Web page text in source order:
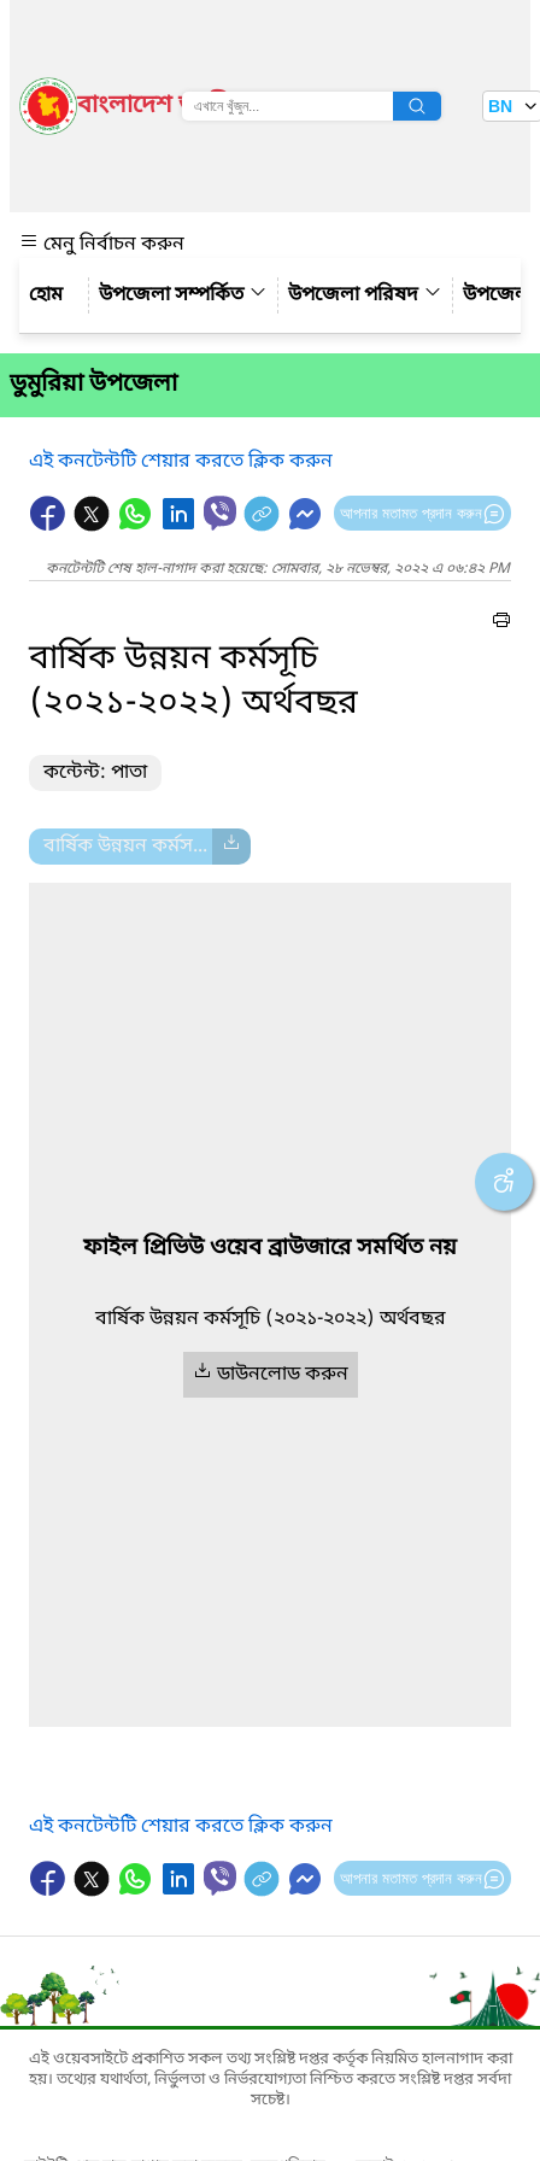
বাংলাদেশ জাতীয় তথ্য বাতায়ন BN
মেনু নির্বাচন করুন
উপজেলা সম্পর্কিত
উপজেলা পরিষদ উপজেলা
ডুমুরিয়া উপজেলা
এই কনটেন্টটি শেয়ার করতে ক্লিক করুন
আপনার মতামত প্রদান করুন
কনটেন্টটি শেষ হাল-নাগাদ করা হয়েছে: সোমবার, ২৮ নভেম্বর, ২০২২ এ ০৬:৪২ PM
বার্ষিক উন্নয়ন কর্মসূচি
(২০২১-২০২২) অর্থবছর
কন্টেন্ট: পাতা
বার্ষিক উন্নয়ন কর্মস...
ফাইল প্রিভিউ ওয়েব ব্রাউজারে সমর্থিত নয়
বার্ষিক উন্নয়ন কর্মসূচি (২০২১-২০২২) অর্থবছর
ডাউনলোড করুন
এই কনটেন্টটি শেয়ার করতে ক্লিক করুন
আপনার মতামত প্রদান করুন
এই ওয়েবসাইটে প্রকাশিত সকল তথ্য সংশ্লিষ্ট দপ্তর কর্তৃক নিয়মিত হালনাগাদ করা
হয়। তথ্যের যথার্থতা, নির্ভুলতা ও নির্ভরযোগ্যতা নিশ্চিত করতে সংশ্লিষ্ট দপ্তর সর্বদা
সচেষ্ট।